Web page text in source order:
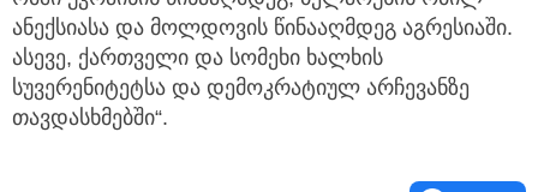
ანექსიასა და მოლდოვის წინააღმდეგ აგრესიაში.
ასევე, ქართველი და სომეხი ხალხის
სუვერენიტეტსა და დემოკრატიულ არჩევანზე
თავდასხმებში“.